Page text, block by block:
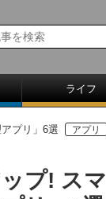
ライフ
プリ」6選 アプリ
プ! スマ